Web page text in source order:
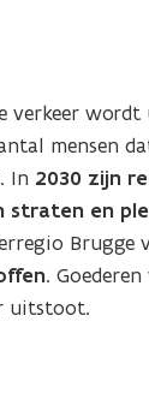
verkeer wordt
mensen
In 2030 zijn
straten en
Brugge
.
uitstoot.